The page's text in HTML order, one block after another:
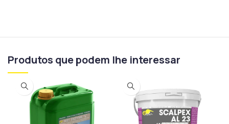
Produtos que podem lhe interessar